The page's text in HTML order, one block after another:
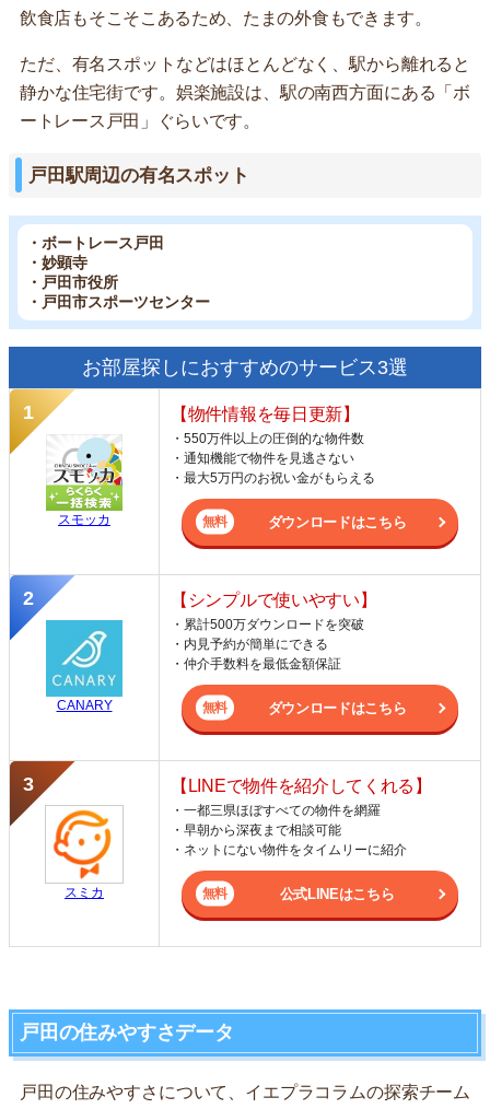
飲食店もそこそこあるため、たまの外食もできます。
ただ、有名スポットなどはほとんどなく、駅から離れると
静かな住宅街です。娯楽施設は、駅の南西方面にある「ボ
ートレース戸田」ぐらいです。
戸田駅周辺の有名スポット
・ボートレース戸田
・妙顕寺
・戸田市役所
・戸田市スポーツセンター
お部屋探しにおすすめのサービス3選
スモッカ
【物件情報を毎日更新】
・550万件以上の圧倒的な物件数
・通知機能で物件を見逃さない
・最大5万円のお祝い金がもらえる
ダウンロードはこちら
CANARY
【シンプルで使いやすい】
・累計500万ダウンロードを突破
・内見予約が簡単にできる
・仲介手数料を最低金額保証
ダウンロードはこちら
スミカ
【LINEで物件を紹介してくれる】
・一都三県ほぼすべての物件を網羅
・早朝から深夜まで相談可能
・ネットにない物件をタイムリーに紹介
公式LINEはこちら
戸田の住みやすさデータ
戸田の住みやすさについて、イエプラコラムの探索チーム